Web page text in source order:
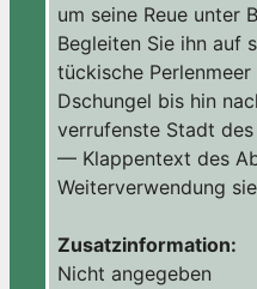
um seine Reue unter
Begleiten Sie ihn auf
tückische
Dschungel bis hin
verrufenste Stadt
— Klappentext des
Weiterverwendung
Zusatzinformation:
Nicht angegeben